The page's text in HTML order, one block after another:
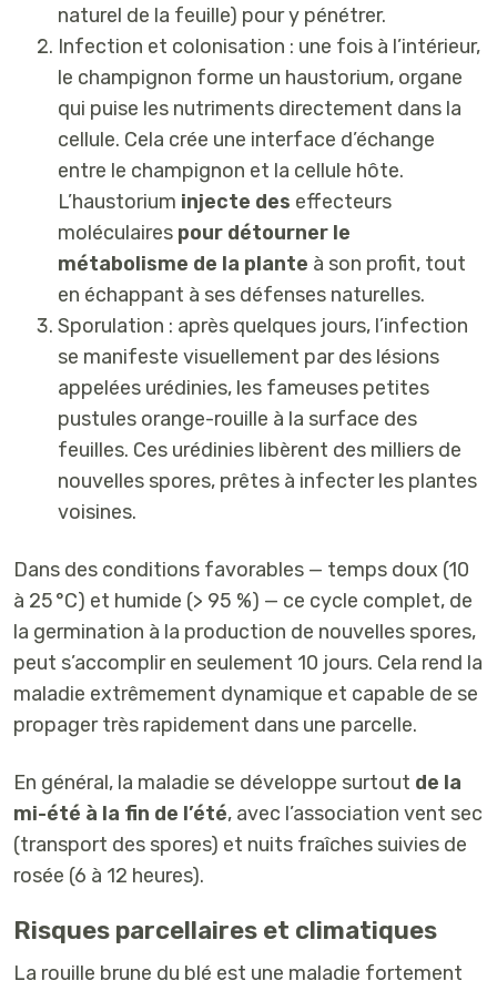
naturel de la feuille) pour y pénétrer.
Infection et colonisation : une fois à l’intérieur,
le champignon forme un haustorium, organe
qui puise les nutriments directement dans la
cellule. Cela crée une interface d’échange
entre le champignon et la cellule hôte.
L’haustorium injecte des effecteurs
moléculaires pour détourner le
métabolisme de la plante à son profit, tout
en échappant à ses défenses naturelles.
Sporulation : après quelques jours, l’infection
se manifeste visuellement par des lésions
appelées urédinies, les fameuses petites
pustules orange-rouille à la surface des
feuilles. Ces urédinies libèrent des milliers de
nouvelles spores, prêtes à infecter les plantes
voisines.
Dans des conditions favorables — temps doux (10
à 25 °C) et humide (> 95 %) — ce cycle complet, de
la germination à la production de nouvelles spores,
peut s’accomplir en seulement 10 jours. Cela rend la
maladie extrêmement dynamique et capable de se
propager très rapidement dans une parcelle.
En général, la maladie se développe surtout de la
mi-été à la fin de l’été, avec l’association vent sec
(transport des spores) et nuits fraîches suivies de
rosée (6 à 12 heures).
Risques parcellaires et climatiques
La rouille brune du blé est une maladie fortement